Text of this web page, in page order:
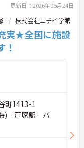
更新日：2026年06月24日
株式会社ニチイ学館
実★全国に施設
町1413-1
)「戸塚駅」バ